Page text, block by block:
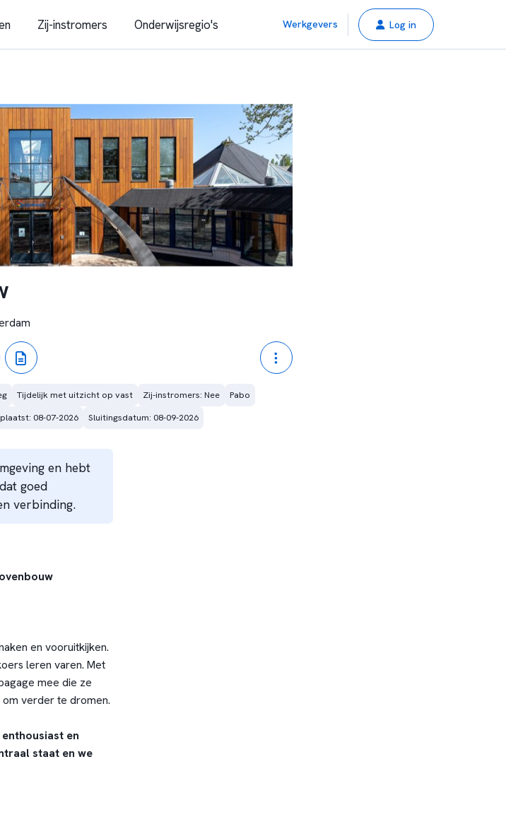
Zij-instromers Onderwijsregio's Werkgevers Log in
Tijdelijk met uitzicht op vast Zij-instromers: Nee
Pabo
08-07-2026 Sluitingsdatum: 08-09-2026
en hebt
goed
verbinding.
en vooruitkijken.
leren varen. Met
mee die ze
verder te dromen.
en
staat en we